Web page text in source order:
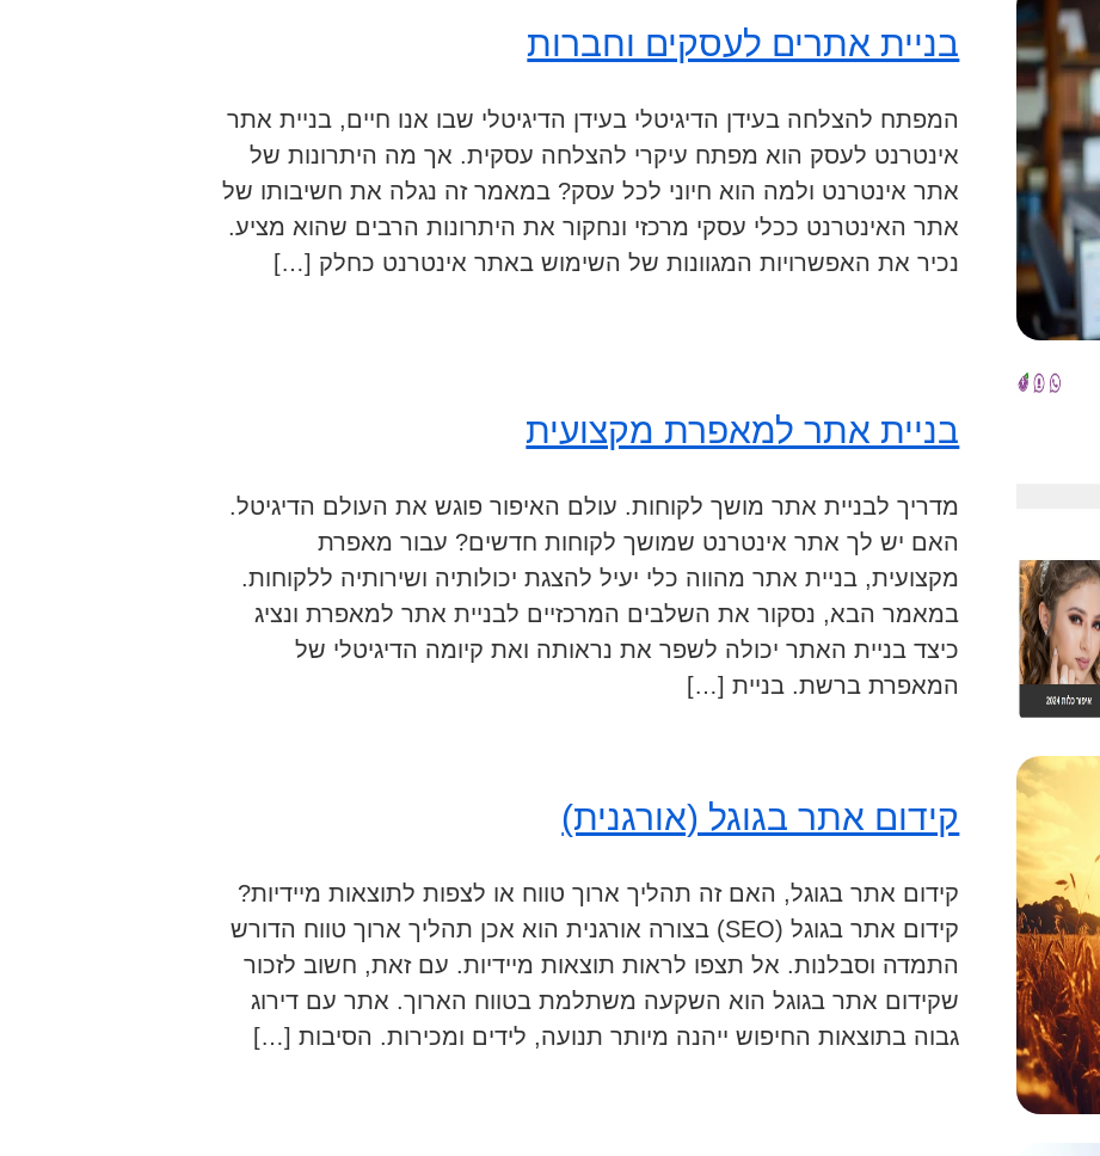
בניית אתרים לעסקים וחברות
המפתח להצלחה בעידן הדיגיטלי בעידן הדיגיטלי שבו אנו חיים, בניית אתר
אינטרנט לעסק הוא מפתח עיקרי להצלחה עסקית. אך מה היתרונות של
אתר אינטרנט ולמה הוא חיוני לכל עסק? במאמר זה נגלה את חשיבותו של
אתר האינטרנט ככלי עסקי מרכזי ונחקור את היתרונות הרבים שהוא מציע.
נכיר את האפשרויות המגוונות של השימוש באתר אינטרנט כחלק […]
בניית אתר למאפרת מקצועית
מדריך לבניית אתר מושך לקוחות. עולם האיפור פוגש את העולם הדיגיטל.
האם יש לך אתר אינטרנט שמושך לקוחות חדשים? עבור מאפרת
מקצועית, בניית אתר מהווה כלי יעיל להצגת יכולותיה ושירותיה ללקוחות.
במאמר הבא, נסקור את השלבים המרכזיים לבניית אתר למאפרת ונציג
כיצד בניית האתר יכולה לשפר את נראותה ואת קיומה הדיגיטלי של
המאפרת ברשת. בניית […]
קידום אתר בגוגל (אורגנית)
קידום אתר בגוגל, האם זה תהליך ארוך טווח או לצפות לתוצאות מיידיות?
קידום אתר בגוגל (SEO) בצורה אורגנית הוא אכן תהליך ארוך טווח הדורש
התמדה וסבלנות. אל תצפו לראות תוצאות מיידיות. עם זאת, חשוב לזכור
שקידום אתר בגוגל הוא השקעה משתלמת בטווח הארוך. אתר עם דירוג
גבוה בתוצאות החיפוש ייהנה מיותר תנועה, לידים ומכירות. הסיבות […]